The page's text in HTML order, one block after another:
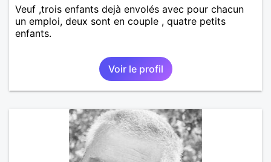
Veuf ,trois enfants dejà envolés avec pour chacun
un emploi, deux sont en couple , quatre petits
enfants.
Voir le profil